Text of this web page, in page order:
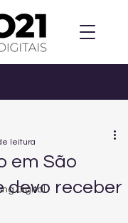
Digital
em São
devo receber
leitura